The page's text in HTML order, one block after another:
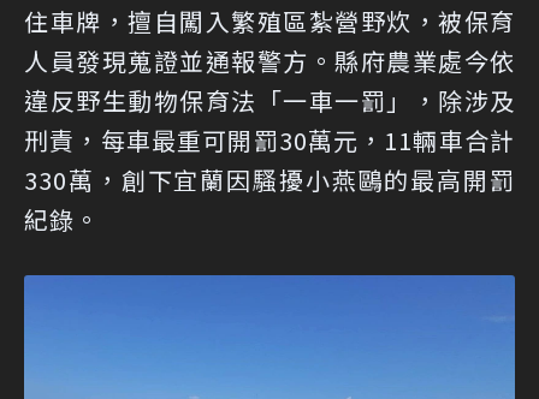
住車牌，擅自闖入繁殖區紮營野炊，被保育
人員發現蒐證並通報警方。縣府農業處今依
違反野生動物保育法「一車一罰」，除涉及
刑責，每車最重可開罰30萬元，11輛車合計
330萬，創下宜蘭因騷擾小燕鷗的最高開罰
紀錄。